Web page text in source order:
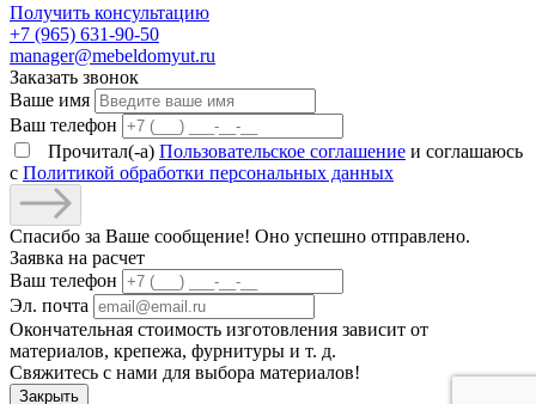
Получить консультацию
+7 (965) 631-90-50
manager@mebeldomyut.ru
Заказать звонок
Ваше имя
Ваш телефон
Прочитал(-а) Пользовательское соглашение и соглашаюсь
с Политикой обработки персональных данных
Спасибо за Ваше сообщение! Оно успешно отправлено.
Заявка на расчет
Ваш телефон
Эл. почта
Окончательная стоимость изготовления зависит от
материалов, крепежа, фурнитуры и т. д.
Свяжитесь с нами для выбора материалов!
Закрыть